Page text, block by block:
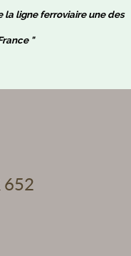
la ligne ferroviaire une des
"
652